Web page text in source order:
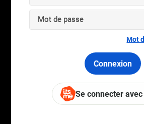
Mot de passe
Mot
Connexion
Se connecter